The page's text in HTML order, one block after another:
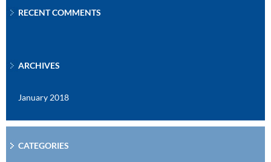
RECENT COMMENTS
ARCHIVES
January 2018
CATEGORIES